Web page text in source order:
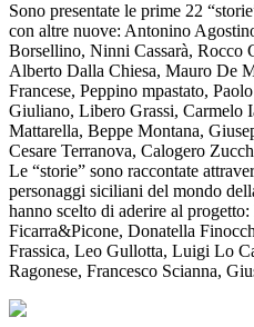
Sono presentate le prime 22
con altre nuove: Antonino
Borsellino, Ninni Cassarà, Rocco
Alberto Dalla Chiesa, Mauro De
Francese, Peppino mpastato,
Giuliano, Libero Grassi, Carmelo
Mattarella, Beppe Montana,
Cesare Terranova, Calogero
Le “storie” sono raccontate
personaggi siciliani del mondo
hanno scelto di aderire al
Ficarra&Picone, Donatella
Frassica, Leo Gullotta, Luigi Lo
Ragonese, Francesco Scianna,